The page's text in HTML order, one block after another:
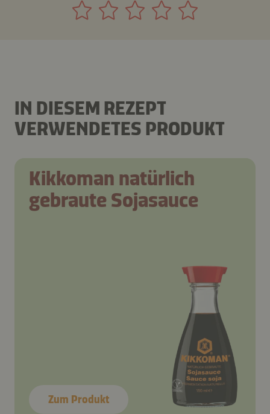
IN DIESEM REZEPT
VERWENDETES PRODUKT
Kikkoman natürlich
gebraute Sojasauce
Zum Produkt